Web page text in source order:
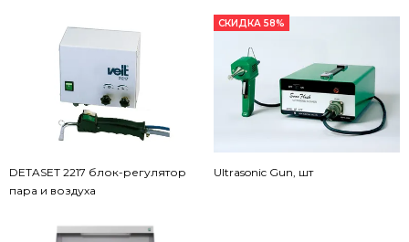
DETASET 2217 блок-регулятор
пара и воздуха
СКИДКА 58%
Ultrasonic Gun, шт